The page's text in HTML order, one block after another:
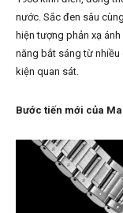
nước. Sắc đen sâu
hiện tượng phản xạ
năng bắt sáng từ
kiện quan sát.
Bước tiến mới của